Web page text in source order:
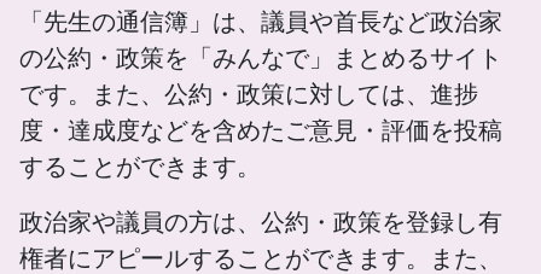
「先生の通信簿」は、議員や首長など政治家
の公約・政策を「みんなで」まとめるサイト
です。また、公約・政策に対しては、進捗
度・達成度などを含めたご意見・評価を投稿
することができます。
政治家や議員の方は、公約・政策を登録し有
権者にアピールすることができます。また、